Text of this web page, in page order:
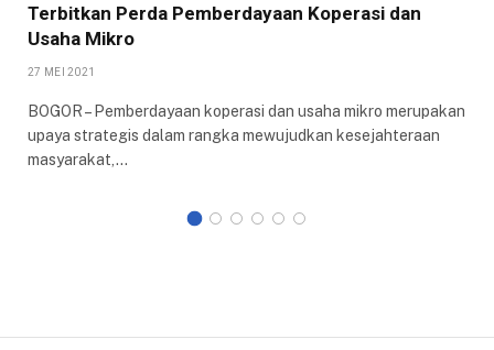
Terbitkan Perda Pemberdayaan Koperasi dan
Usaha Mikro
27 MEI 2021
BOGOR – Pemberdayaan koperasi dan usaha mikro merupakan
upaya strategis dalam rangka mewujudkan kesejahteraan
masyarakat,…